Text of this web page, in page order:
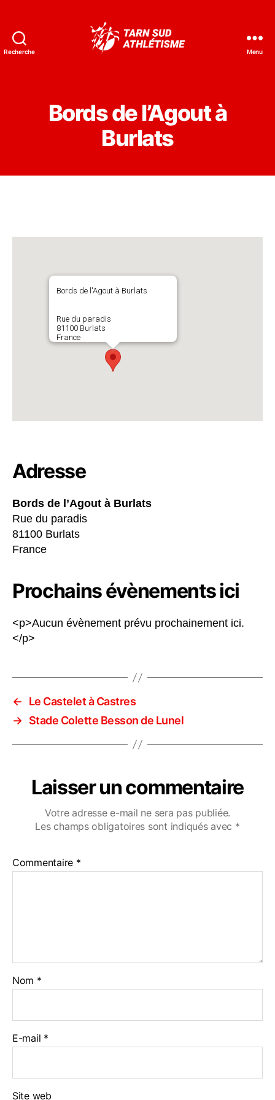
Recherche Menu
Bords de l’Agout à
Burlats
Bords de l'Agout à Burlats
Rue du paradis
81100 Burlats
France
Adresse
Bords de l’Agout à Burlats
Rue du paradis
81100 Burlats
France
Prochains évènements ici
<p>Aucun évènement prévu prochainement ici.
</p>
←
Le Castelet à Castres
→ Stade Colette Besson de Lunel
Laisser un commentaire
Votre adresse e-mail ne sera pas publiée.
Les champs obligatoires sont indiqués avec *
Commentaire *
Nom *
E-mail *
Site web